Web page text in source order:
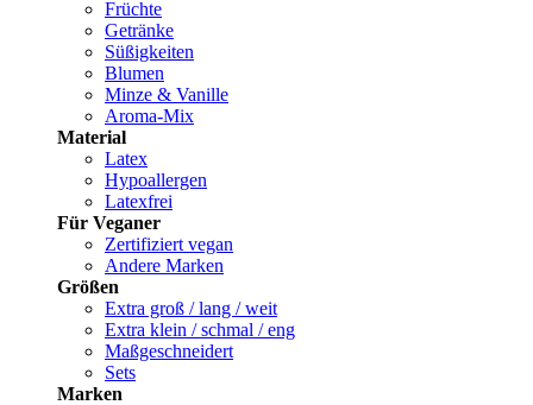
Früchte
Getränke
Süßigkeiten
Blumen
Minze & Vanille
Aroma-Mix
Material
Latex
Hypoallergen
Latexfrei
Für Veganer
Zertifiziert vegan
Andere Marken
Größen
Extra groß / lang / weit
Extra klein / schmal / eng
Maßgeschneidert
Sets
Marken